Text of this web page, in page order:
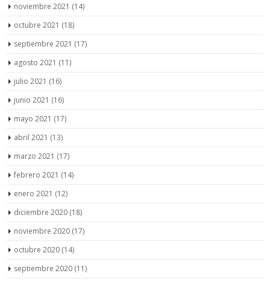
noviembre 2021 (14)
octubre 2021 (18)
septiembre 2021 (17)
agosto 2021 (11)
julio 2021 (16)
junio 2021 (16)
mayo 2021 (17)
abril 2021 (13)
marzo 2021 (17)
febrero 2021 (14)
enero 2021 (12)
diciembre 2020 (18)
noviembre 2020 (17)
octubre 2020 (14)
septiembre 2020 (11)